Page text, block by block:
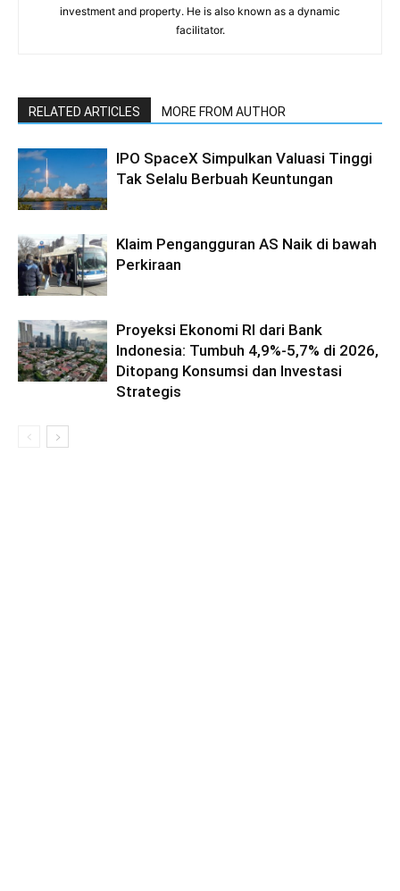
investment and property. He is also known as a dynamic
facilitator.
RELATED ARTICLES MORE FROM AUTHOR
IPO SpaceX Simpulkan Valuasi Tinggi
Tak Selalu Berbuah Keuntungan
Klaim Pengangguran AS Naik di bawah
Perkiraan
Proyeksi Ekonomi RI dari Bank
Indonesia: Tumbuh 4,9%-5,7% di 2026,
Ditopang Konsumsi dan Investasi
Strategis